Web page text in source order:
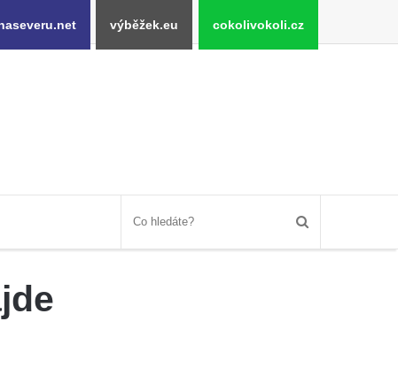
výběžek.eu cokolivokoli.cz